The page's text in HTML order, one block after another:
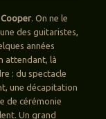
. On ne le
des guitaristes,
années
attendant, là
: du spectacle
une décapitation
de cérémonie
Un grand